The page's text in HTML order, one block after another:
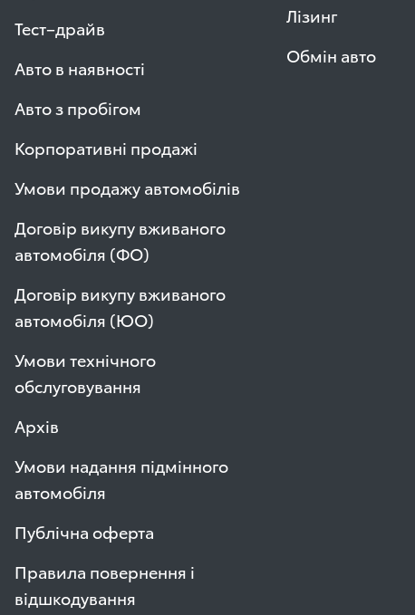
Тест–драйв
Авто в наявності
Авто з пробігом
Корпоративні продажі
Умови продажу автомобілів
Договір викупу вживаного
автомобіля (ФО)
Договір викупу вживаного
автомобіля (ЮО)
Умови технічного
обслуговування
Архів
Умови надання підмінного
автомобіля
Публічна оферта
Правила повернення і
відшкодування
Лізинг
Обмін авто